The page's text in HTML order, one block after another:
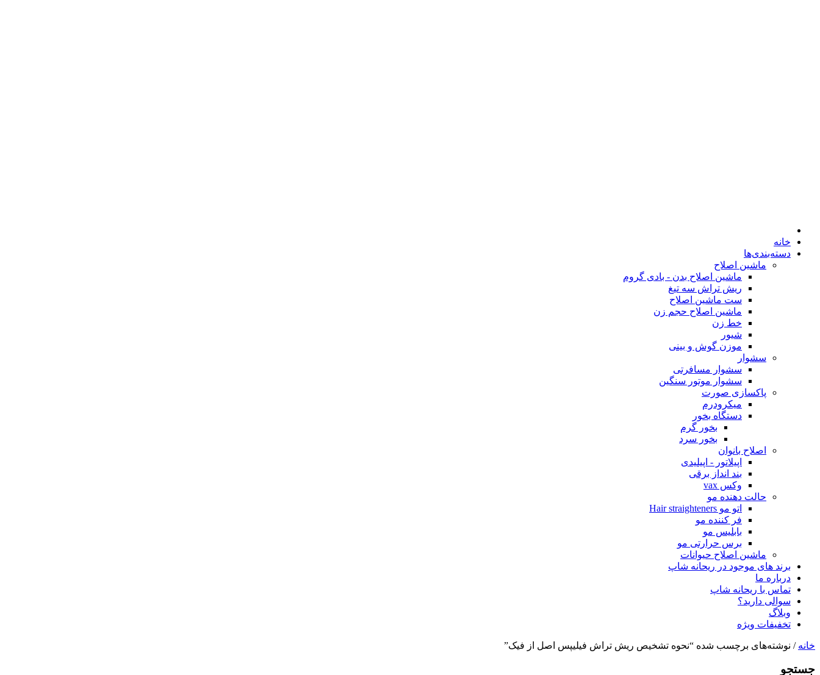
خانه
دسته‌بندی‌ها
ماشین اصلاح
ماشین اصلاح بدن - بادی گروم
ریش تراش سه تیغ
ست ماشین اصلاح
ماشین اصلاح حجم زن
خط زن
شیور
موزن گوش و بینی
سشوار
سشوار مسافرتی
سشوار موتور سنگین
پاکسازی صورت
میکرودرم
دستگاه بخور
بخور گرم
بخور سرد
اصلاح بانوان
اپیلاتور - اپیلیدی
بند انداز برقی
وکس vax
حالت دهنده مو
اتو مو Hair straighteners
فر کننده مو
بابلیس مو
برس حرارتی مو
ماشین اصلاح حیوانات
برند های موجود در ریحانه شاپ
درباره ما
تماس با ریحانه شاپ
سوالی دارید؟
وبلاگ
تخفیفات ویژه
خانه / نوشته‌های برچسب شده “نحوه تشخیص ریش تراش فیلیپس اصل از فیک”
جستجو